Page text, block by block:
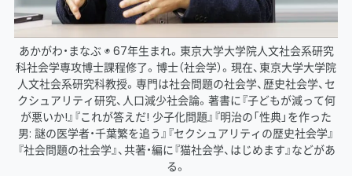
あかがわ・まなぶ ◉ 67年生まれ。東京大学大学院人文社会系研究
科社会学専攻博士課程修了。博士（社会学）。現在、東京大学大学院
人文社会系研究科教授。専門は社会問題の社会学、歴史社会学、セ
クシュアリティ研究、人口減少社会論。著書に『子どもが減って何
が悪いか!』『これが答えだ! 少子化問題』『明治の「性典」を作った
男: 謎の医学者・千葉繁を追う』『セクシュアリティの歴史社会学』
『社会問題の社会学』、共著・編に『猫社会学、はじめます』などがあ
る。